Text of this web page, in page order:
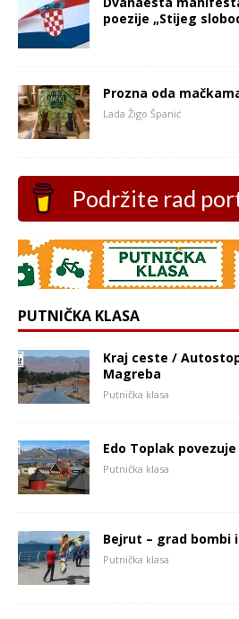
poezije „Stijeg
Prozna oda
Lada Žigo Španić
Podržite rad
PUTNIČKA KLASA
Kraj ceste /
Magreba
Putnička klasa
Edo Toplak
Putnička klasa
Bejrut – grad bombi
Putnička klasa